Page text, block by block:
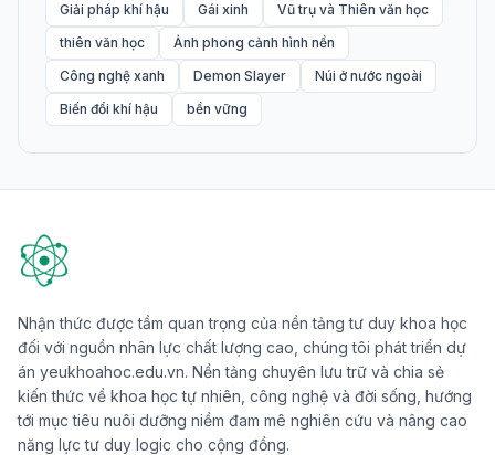
Giải pháp khí hậu
Gái xinh
Vũ trụ và Thiên văn học
thiên văn học
Ảnh phong cảnh hình nền
Công nghệ xanh
Demon Slayer
Núi ở nước ngoài
Biến đổi khí hậu
bền vững
Nhận thức được tầm quan trọng của nền tảng tư duy khoa học
đối với nguồn nhân lực chất lượng cao, chúng tôi phát triển dự
án yeukhoahoc.edu.vn. Nền tảng chuyên lưu trữ và chia sẻ
kiến thức về khoa học tự nhiên, công nghệ và đời sống, hướng
tới mục tiêu nuôi dưỡng niềm đam mê nghiên cứu và nâng cao
năng lực tư duy logic cho cộng đồng.